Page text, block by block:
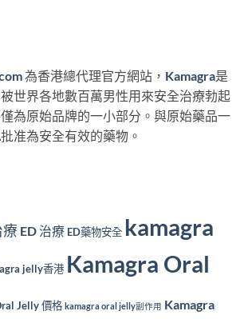
為香港總代理官方網站， Kamagra是
世界各地數百萬男性用來安全治療勃起
為原始品牌的一小部分。與原始藥品一
准為安全有效的藥物。
療 ED 治療 ED藥物安全 kamagra
jelly香港 Kamagra Oral
Jelly 價格 kamagra oral jelly副作用 Kamagra